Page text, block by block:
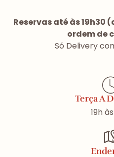
Reservas até às 19h30
ordem de
Só Delivery
Terça A
19h